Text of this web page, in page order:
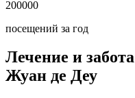
200000
посещений за год
Лечение и
Жуан де Деу